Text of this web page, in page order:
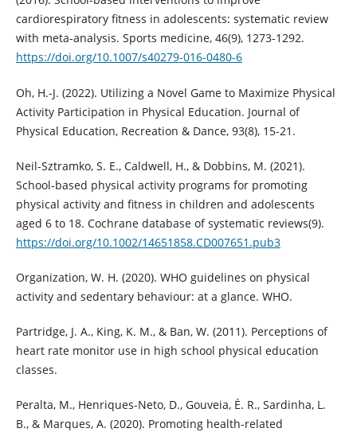
cardiorespiratory fitness in adolescents: systematic review
with meta-analysis. Sports medicine, 46(9), 1273-1292.
https://doi.org/10.1007/s40279-016-0480-6
Oh, H.-J. (2022). Utilizing a Novel Game to Maximize Physical
Activity Participation in Physical Education. Journal of
Physical Education, Recreation & Dance, 93(8), 15-21.
Neil-Sztramko, S. E., Caldwell, H., & Dobbins, M. (2021).
School‐based physical activity programs for promoting
physical activity and fitness in children and adolescents
aged 6 to 18. Cochrane database of systematic reviews(9).
https://doi.org/10.1002/14651858.CD007651.pub3
Organization, W. H. (2020). WHO guidelines on physical
activity and sedentary behaviour: at a glance. WHO.
Partridge, J. A., King, K. M., & Ban, W. (2011). Perceptions of
heart rate monitor use in high school physical education
classes.
Peralta, M., Henriques-Neto, D., Gouveia, É. R., Sardinha, L.
B., & Marques, A. (2020). Promoting health-related